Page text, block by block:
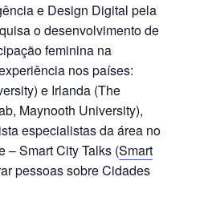
e Design Digital pela
o desenvolvimento de
feminina na
nos países:
e Irlanda (The
Maynooth University),
especialistas da área no
– Smart City Talks (Smart
pessoas sobre Cidades